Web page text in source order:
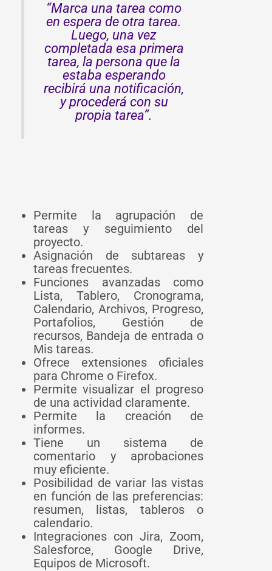
“Marca una tarea como
en espera de otra tarea.
Luego, una vez
completada esa primera
tarea, la persona que la
estaba esperando
recibirá una notificación,
y procederá con su
propia tarea”.
Permite la agrupación de
tareas y seguimiento del
proyecto.
Asignación de subtareas y
tareas frecuentes.
Funciones avanzadas como
Lista, Tablero, Cronograma,
Calendario, Archivos, Progreso,
Portafolios, Gestión de
recursos, Bandeja de entrada o
Mis tareas.
Ofrece extensiones oficiales
para Chrome o Firefox.
Permite visualizar el progreso
de una actividad claramente.
Permite la creación de
informes.
Tiene un sistema de
comentario y aprobaciones
muy eficiente.
Posibilidad de variar las vistas
en función de las preferencias:
resumen, listas, tableros o
calendario.
Integraciones con Jira, Zoom,
Salesforce, Google Drive,
Equipos de Microsoft.